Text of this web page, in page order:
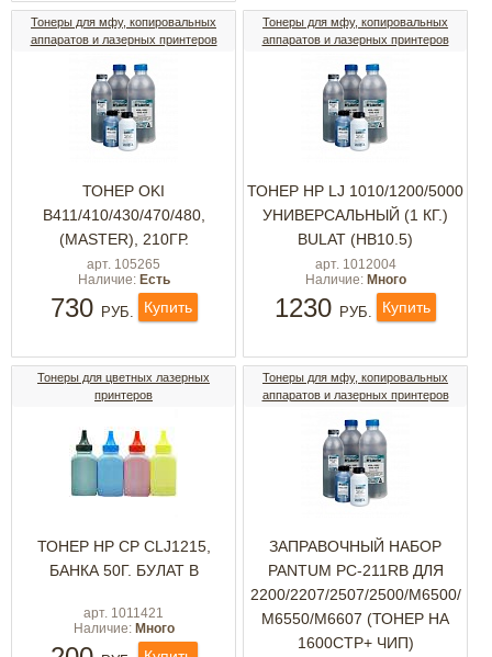
Тонеры для мфу, копировальных
аппаратов и лазерных принтеров
ТОНЕР OKI
B411/410/430/470/480,
(MASTER), 210ГР.
арт. 105265
Наличие: Есть
730 РУБ. Купить
Тонеры для мфу, копировальных
аппаратов и лазерных принтеров
ТОНЕР HP LJ 1010/1200/5000
УНИВЕРСАЛЬНЫЙ (1 КГ.)
BULAT (HB10.5)
арт. 1012004
Наличие: Много
1230 РУБ. Купить
Тонеры для цветных лазерных
принтеров
ТОНЕР HP CP CLJ1215,
БАНКА 50Г. БУЛАТ В
арт. 1011421
Наличие: Много
Тонеры для мфу, копировальных
аппаратов и лазерных принтеров
ЗАПРАВОЧНЫЙ НАБОР
PANTUM PC-211RB ДЛЯ
2200/2207/2507/2500/М6500/
М6550/М6607 (ТОНЕР НА
1600СТР+ ЧИП)